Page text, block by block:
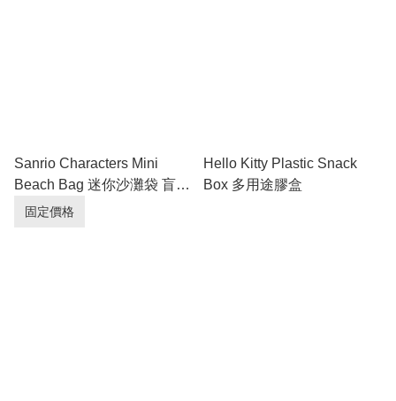
Sanrio Characters Mini
Beach Bag 迷你沙灘袋 盲盒
(Full box 原盒 - 6pcs/box)
固定價格
Hello Kitty Plastic Snack
Box 多用途膠盒